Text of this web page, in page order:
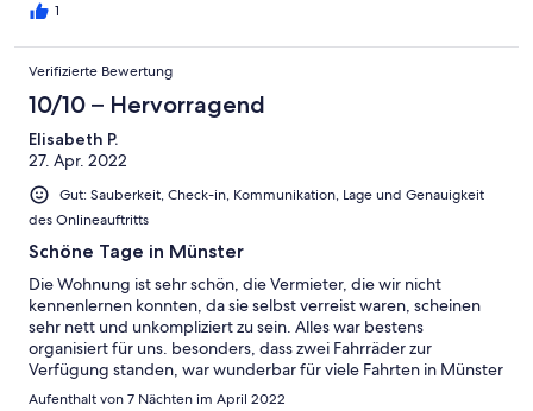
1
Verifizierte Bewertung
10/10 – Hervorragend
Elisabeth P.
27. Apr. 2022
Gut: Sauberkeit, Check-in, Kommunikation, Lage und Genauigkeit
des Onlineauftritts
Schöne Tage in Münster
Die Wohnung ist sehr schön, die Vermieter, die wir nicht
kennenlernen konnten, da sie selbst verreist waren, scheinen
sehr nett und unkompliziert zu sein. Alles war bestens
organisiert für uns. besonders, dass zwei Fahrräder zur
Verfügung standen, war wunderbar für viele Fahrten in Münster
und auch im Münsterland. Unbedingt zu empfehlen!
Aufenthalt von 7 Nächten im April 2022